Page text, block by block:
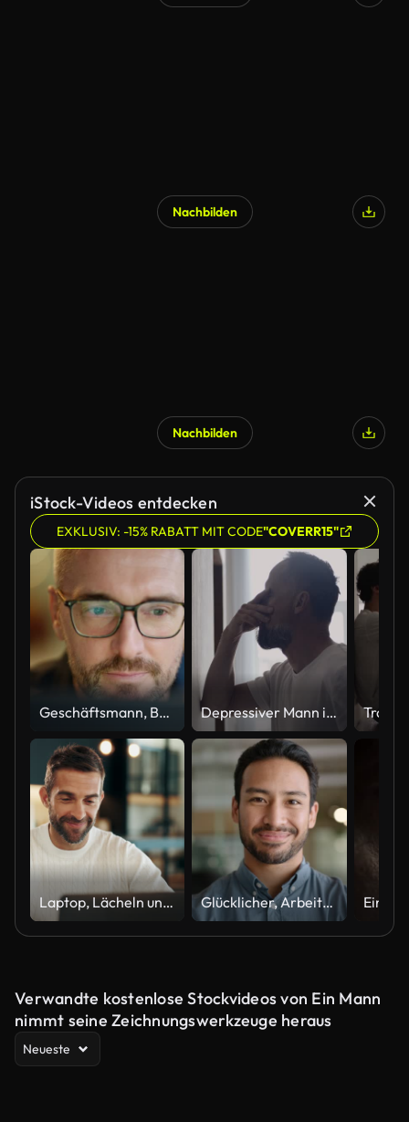
Nachbilden
Nachbilden
iStock-Videos entdecken
EXKLUSIV: -15% RABATT MIT CODE"COVERR15"
Geschäftsmann, Brille und Lesen am Computer in der Programmier-, Software- oder Informationstechnologielösung. Professionelle Programmierer oder Manager beginnen mit der Arbeit am Laptop, um IT-Probleme zu lösen oder Ergebnisse zu erzielen Depressiver Mann in der Halle. Er rieb sich den Nasenrücken
Laptop, Lächeln und Mann zu Hause für Remote-Arbeit, Werbung oder Planung von Werbeprojekten. Computer, E-Mail lesen oder Freiberufler online für Einblicke oder Affiliate-Marketing-Kampagnen auf der Social-Media-Plattform Glücklicher, Arbeiter und Gesicht des asiatischen Geschäftsmannes im Büro mit Stolz, Selbstvertrauen und Ehrgeiz am Arbeitsplatz. Professionelles, Unternehmens- und Porträt einer Person mit Lächeln für Karriere, Arbeit und beruflichen Erfolg
Verwandte kostenlose Stockvideos von Ein Mann
nimmt seine Zeichnungswerkzeuge heraus
Neueste